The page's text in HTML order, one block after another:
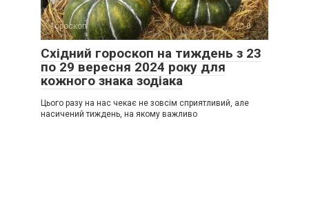
Гороскоп 0
Східний гороскоп на тиждень з 23
по 29 вересня 2024 року для
кожного знака зодіака
Цього разу на нас чекає не зовсім сприятливий, але
насичений тиждень, на якому важливо